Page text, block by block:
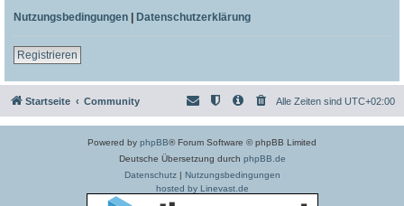
Nutzungsbedingungen | Datenschutzerklärung
Registrieren
Startseite Community Alle Zeiten sind UTC+02:00
Powered by phpBB® Forum Software © phpBB Limited
Deutsche Übersetzung durch phpBB.de
Datenschutz| Nutzungsbedingungen
hosted by Linevast.de